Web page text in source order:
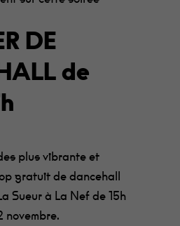
DE
de
plus vibrante et
gratuit de dancehall
Sueur à La Nef de 15h
novembre.